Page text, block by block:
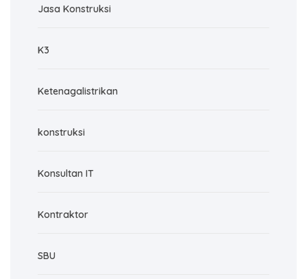
Jasa Konstruksi
K3
Ketenagalistrikan
konstruksi
Konsultan IT
Kontraktor
SBU